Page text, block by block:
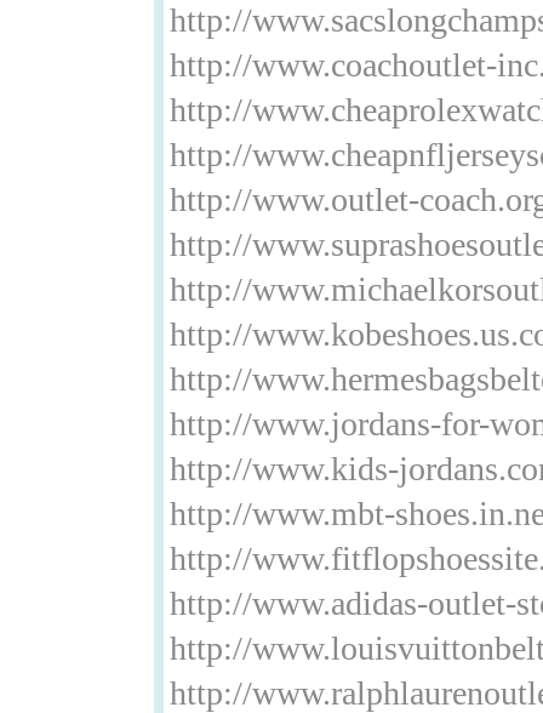
http://
http://www.coachoutlet-
http://
http://
http://www.outlet-
http://
http://
http://
http://
http://www.jordans-for-
http://www.kids-
http://www.mbt-
http://
http://www.adidas-outlet-
http://
http://